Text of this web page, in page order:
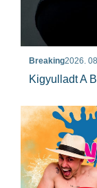
Breaking2026.
Kigyulladt A